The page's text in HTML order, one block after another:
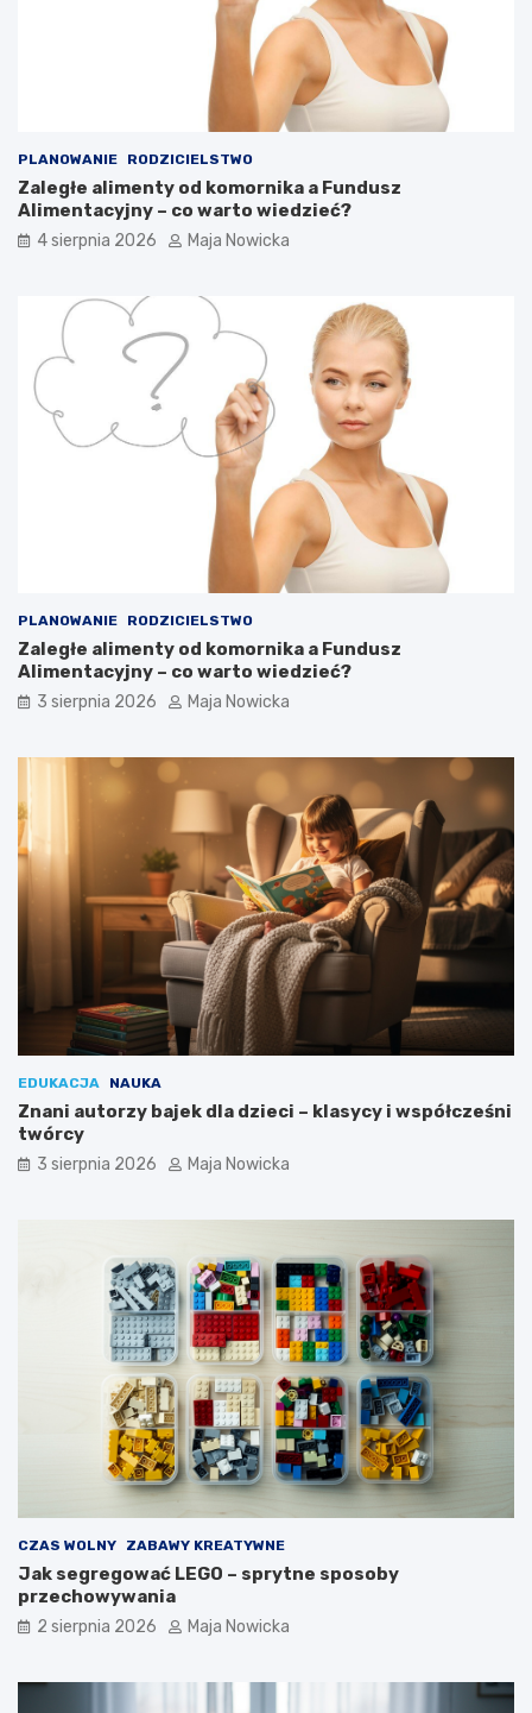
PLANOWANIE RODZICIELSTWO
Zaległe alimenty od komornika a Fundusz
Alimentacyjny – co warto wiedzieć?
4 sierpnia 2026 Maja Nowicka
PLANOWANIE RODZICIELSTWO
Zaległe alimenty od komornika a Fundusz
Alimentacyjny – co warto wiedzieć?
3 sierpnia 2026 Maja Nowicka
EDUKACJA NAUKA
Znani autorzy bajek dla dzieci – klasycy i współcześni
twórcy
3 sierpnia 2026 Maja Nowicka
CZAS WOLNY ZABAWY KREATYWNE
Jak segregować LEGO – sprytne sposoby
przechowywania
2 sierpnia 2026 Maja Nowicka